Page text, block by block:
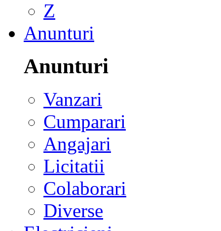
Z
Anunturi
Anunturi
Vanzari
Cumparari
Angajari
Licitatii
Colaborari
Diverse